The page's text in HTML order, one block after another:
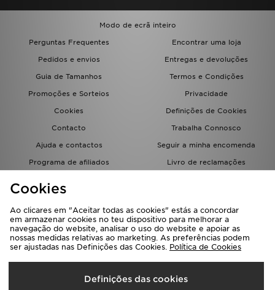
Modo de ecrã inteiro
Perguntas Frequentes
Encontrar uma loja
Pedidos e envios
Entregas e devoluções
Guia de Tamanhos
Termos e Condições
Promoções e Sorteios
Privacidade
Cookies
Definições de Cookies
Contacto
Trabalha Connosco
Ajuda e contactos
Seguir a minha encomenda
Programa de afiliados
Livro de reclamações
Seleciona O País
Portugal
Cookies
Ao clicares em "Aceitar todas as cookies" estás a concordar
em armazenar cookies no teu dispositivo para melhorar a
navegação do website, analisar o uso do website e apoiar as
nossas medidas relativas ao marketing. As preferências podem
ser ajustadas nas Definições das Cookies. Política de Cookies
Definições das cookies